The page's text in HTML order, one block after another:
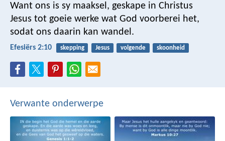
Want ons is sy maaksel, geskape in Christus
Jesus tot goeie werke wat God voorberei het,
sodat ons daarin kan wandel.
Efesiërs 2:10 skepping Jesus volgende skoonheid
Verwante onderwerpe